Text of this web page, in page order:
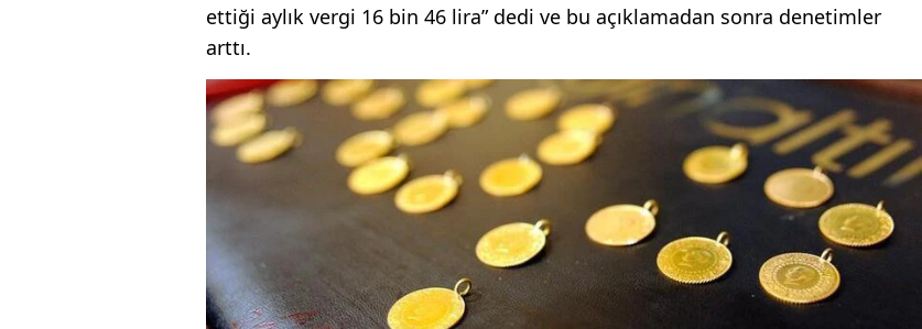
ettiği aylık vergi 16 bin 46 lira” dedi ve bu açıklamadan sonra denetimler
arttı.